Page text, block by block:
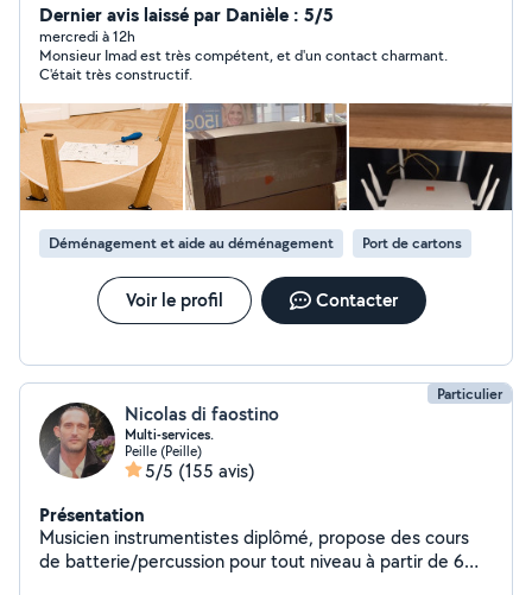
différents services du quotidien. Informatique :
dépannage PC (Windows/Mac), installation et
configuration d'ordinateurs, suppression de virus,
optimisation des performances, installation de logiciels
et périphériques, configuration Wi-Fi et box Internet,
récupération de données, installation de smartphones
et tablettes, accompagnement informatique. ️ Autres
services : aide au déménagement, montage de
meubles, livraison de colis ou de courses, manutention,
débarras, transport de petits objets et autres petits
services selon vos besoins. Sérieux, ponctuel et
soigneux, je m'engage à fournir un travail de qualité.
N'hésitez pas à me contacter, je serai ravi de vous aider
Dernier avis laissé par Danièle : 5/5
mercredi à 12h
Monsieur Imad est très compétent, et d'un contact charmant.
C'était très constructif.
Déménagement et aide au déménagement Port de cartons
Voir le profil Contacter
Particulier
Nicolas di faostino
Multi-services.
Peille (Peille)
5/5 (155 avis)
Présentation
Musicien instrumentistes diplômé, propose des cours
de batterie/percussion pour tout niveau à partir de 6